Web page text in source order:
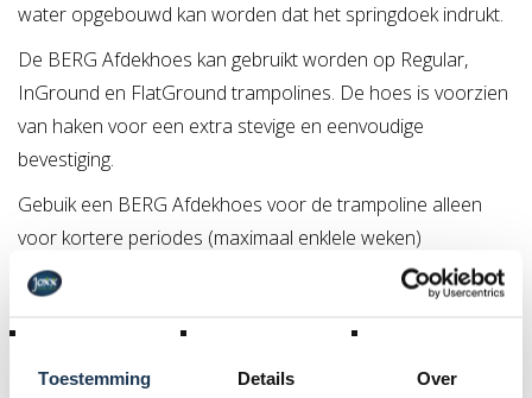
Toestemming Details Over
water opgebouwd kan worden dat het springdoek indrukt.
De BERG Afdekhoes kan gebruikt worden op Regular,
InGround en FlatGround trampolines. De hoes is voorzien
van haken voor een extra stevige en eenvoudige
bevestiging.
Gebuik een BERG Afdekhoes voor de trampoline alleen
voor kortere periodes (maximaal enklele weken)
Kleine tip
: Wanneer de trampoline voor een langere tijd
een droge plek op te brengen.